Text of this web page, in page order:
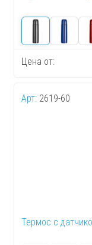
Цена от:
Арт: 2619-60
Термос с